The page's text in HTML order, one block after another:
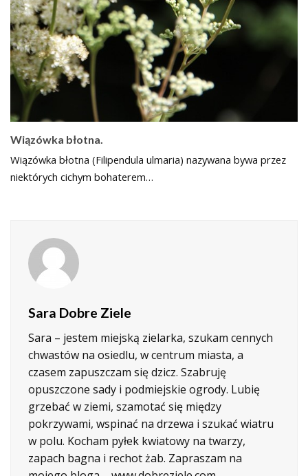
Wiązówka błotna.
Wiązówka błotna (Filipendula ulmaria) nazywana bywa przez
niektórych cichym bohaterem…
Sara Dobre Ziele
Sara – jestem miejską zielarka, szukam cennych
chwastów na osiedlu, w centrum miasta, a
czasem zapuszczam się dzicz. Szabruję
opuszczone sady i podmiejskie ogrody. Lubię
grzebać w ziemi, szamotać się między
pokrzywami, wspinać na drzewa i szukać wiatru
w polu. Kocham pyłek kwiatowy na twarzy,
zapach bagna i rechot żab. Zapraszam na